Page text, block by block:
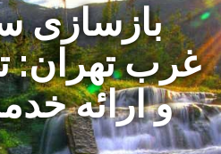
بازسازی
غرب تهران:
و ارائه